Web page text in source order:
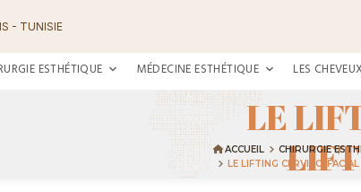
- TUNISIE
ESTHÉTIQUE MÉDECINE ESTHÉTIQUE LES
LE
ACCUEIL CHIRURGIE
LE LIFTING CERVICO-